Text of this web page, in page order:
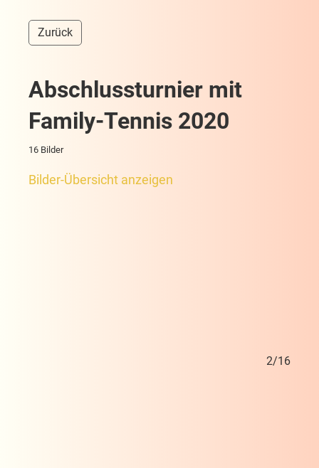
Zurück
Abschlussturnier mit
Family-Tennis 2020
16 Bilder
Bilder-Übersicht anzeigen
2/16